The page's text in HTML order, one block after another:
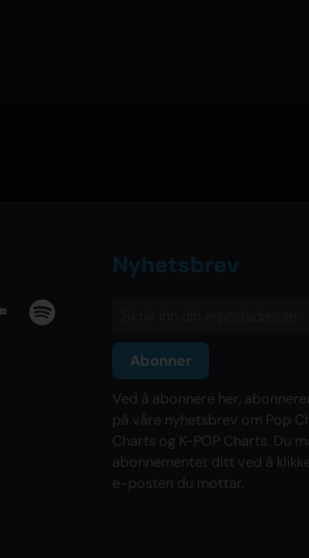
Nyhetsbrev
Abonner
Ved å abonnere her,
på våre nyhetsbrev om Pop
Charts og K-POP Charts. Du
abonnementet ditt ved å
e-posten du mottar.